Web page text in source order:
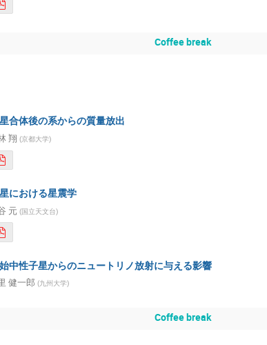
Coffee break
合体後の系からの質量放出
翔 (京都大学)
における星震学
元 (国立天文台)
中性子星からのニュートリノ放射に与える影響
健一郎 (九州大学)
Coffee break